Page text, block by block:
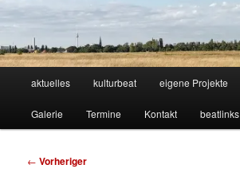
aktuelles kulturbeat eigene Projekte
Galerie Termine Kontakt beatlinks
Beitragsnavigation
← Vorheriger